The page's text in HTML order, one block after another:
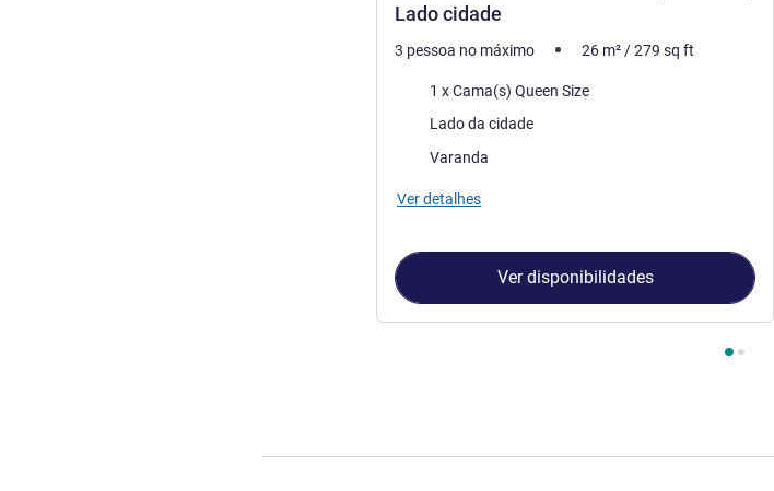
Lado cidade
3 pessoa no máximo 26 m² /279 sq ft
Cama1 x Cama(s) Queen Size
Vistas:Lado da cidade
As vantagens do alojamento:
Varanda
Ver detalhes
Ver disponibilidades